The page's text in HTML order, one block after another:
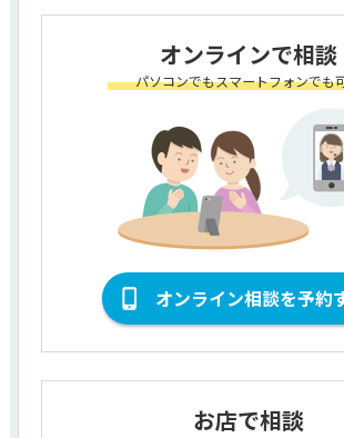
オンラインで相談
パソコンでもスマートフォンでも
オンライン相談を予約
お店で相談